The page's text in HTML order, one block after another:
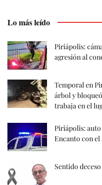
Lo más leído
Piriápolis:
agresión al
Temporal en
árbol y
trabaja en el
Piriápolis: auto
Encanto con el
Sentido